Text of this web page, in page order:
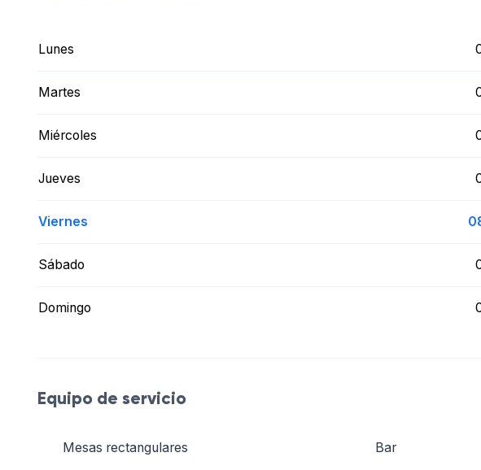
Lunes
Martes
Miércoles
Jueves
Viernes
Sábado
Domingo
Equipo de servicio
Mesas rectangulares Bar